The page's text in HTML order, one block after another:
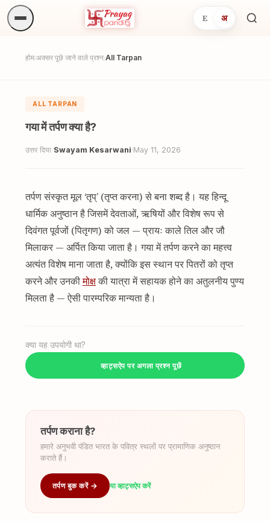
E अ
होम/अक्सर पूछे जाने वाले प्रश्न/All Tarpan
ALL TARPAN
गया में तर्पण क्या है?
उत्तर दिया Swayam Kesarwani·May 11, 2026
तर्पण संस्कृत मूल ‘तृप्’ (तृप्त करना) से बना शब्द है। यह हिन्दू
धार्मिक अनुष्ठान है जिसमें देवताओं, ऋषियों और विशेष रूप से
दिवंगत पूर्वजों (पितृगण) को जल — प्रायः काले तिल और जौ
मिलाकर — अर्पित किया जाता है। गया में तर्पण करने का महत्त्व
अत्यंत विशेष माना जाता है, क्योंकि इस स्थान पर पितरों को तृप्त
करने और उनकीमोक्षकी यात्रा में सहायक होने का अतुलनीय पुण्य
मिलता है — ऐसी पारम्परिक मान्यता है।
क्या यह उपयोगी था?
व्हाट्सऐप पर अगला प्रश्न पूछें
तर्पण कराना है?
हमारे अनुभवी पंडित भारत के पवित्र स्थलों पर प्रामाणिक अनुष्ठान
कराते हैं।
तर्पण बुक करें → या व्हाट्सऐप करें